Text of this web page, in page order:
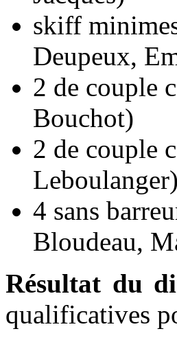
skiff
Deupeux,
2 de couple
Bouchot)
2 de couple
Leboulanger)
4 sans
Bloudeau,
Résultat du
qualificatives